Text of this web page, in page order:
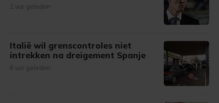
2 uur geleden
Italië wil grenscontroles niet
intrekken na dreigement Spanje
6 uur geleden